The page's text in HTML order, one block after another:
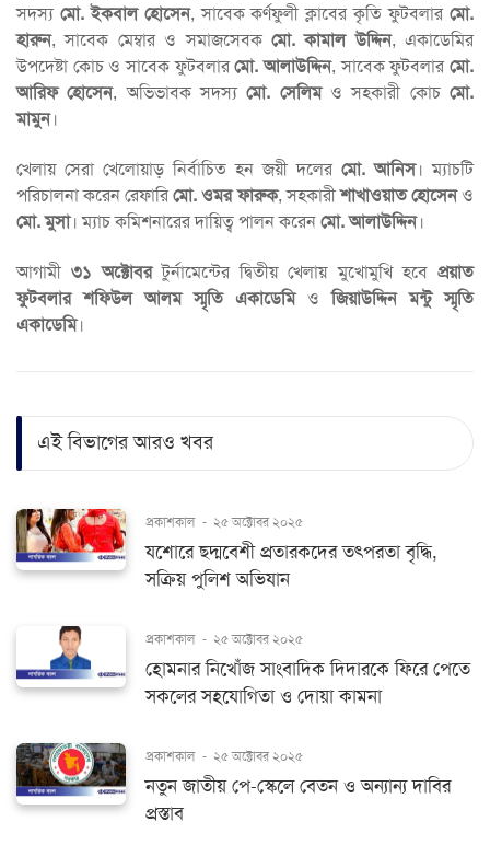
সদস্য মো. ইকবাল হোসেন, সাবেক কর্ণফুলী ক্লাবের কৃতি ফুটবলারমো.
হারুন, সাবেক মেম্বার ও সমাজসেবক মো. কামাল উদ্দিন, একাডেমির
উপদেষ্টা কোচ ও সাবেক ফুটবলারমো. আলাউদ্দিন, সাবেক ফুটবলারমো.
আরিফ হোসেন, অভিভাবক সদস্যমো. সেলিমও সহকারী কোচমো.
মামুন।
খেলায় সেরা খেলোয়াড় নির্বাচিত হন জয়ী দলের মো. আনিস। ম্যাচটি
পরিচালনা করেন রেফারিমো. ওমর ফারুক, সহকারীশাখাওয়াত হোসেনও
মো. মুসা। ম্যাচ কমিশনারের দায়িত্ব পালন করেন মো. আলাউদ্দিন।
আগামী৩১ অক্টোবরটুর্নামেন্টের দ্বিতীয় খেলায় মুখোমুখি হবে প্রয়াত
ফুটবলার শফিউল আলম স্মৃতি একাডেমিওজিয়াউদ্দিন মন্টু স্মৃতি
একাডেমি।
এই বিভাগের আরও খবর
প্রকাশকাল - ২৫ অক্টোবর ২০২৫
যশোরে ছদ্মবেশী প্রতারকদের তৎপরতা বৃদ্ধি,
সক্রিয় পুলিশ অভিযান
প্রকাশকাল - ২৫ অক্টোবর ২০২৫
হোমনার নিখোঁজ সাংবাদিক দিদারকে ফিরে পেতে
সকলের সহযোগিতা ও দোয়া কামনা
প্রকাশকাল - ২৫ অক্টোবর ২০২৫
নতুন জাতীয় পে-স্কেলে বেতন ও অন্যান্য দাবির
প্রস্তাব